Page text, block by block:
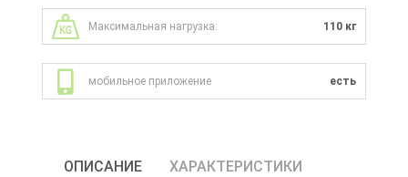
Максимальная нагрузка: 110 кг
мобильное приложение есть
ОПИСАНИЕ ХАРАКТЕРИСТИКИ